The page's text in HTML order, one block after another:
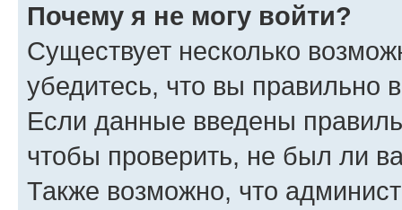
Почему я не могу войти?
Существует несколько
убедитесь, что вы правильно
Если данные введены
чтобы проверить, не был ли
Также возможно, что